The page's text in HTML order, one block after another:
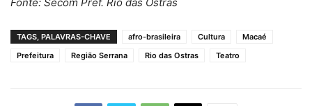
TAGS, PALAVRAS-CHAVE afro-brasileira Cultura
Macaé
Prefeitura
Região Serrana Rio das Ostras Teatro